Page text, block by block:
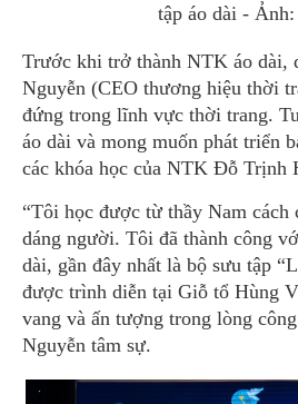
tập áo dài -
Trước khi trở thành NTK áo dài,
Nguyễn (CEO thương hiệu thời
đứng trong lĩnh vực thời trang.
áo dài và mong muốn phát triển
các khóa học của NTK Đỗ Trịnh
“Tôi học được từ thầy Nam cách
dáng người. Tôi đã thành công
dài, gần đây nhất là bộ sưu tập
được trình diễn tại Giỗ tổ Hùng
vang và ấn tượng trong lòng
Nguyễn tâm sự.